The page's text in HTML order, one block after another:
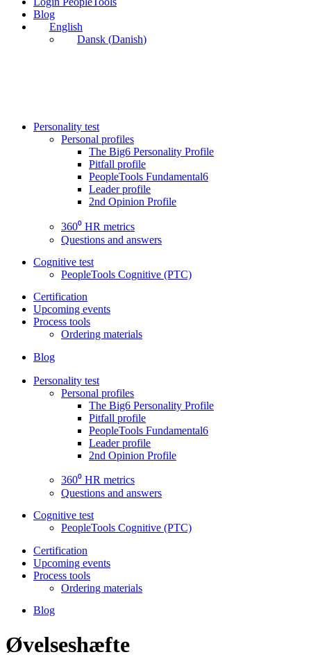
Blog
English
Dansk (Danish)
Personality test
Personal profiles
The Big6 Personality Profile
Pitfall profile
PeopleTools Fundamental6
Leader profile
2nd Opinion Profile
360⁰ HR metrics
Questions and answers
Cognitive test
PeopleTools Cognitive (PTC)
Certification
Upcoming events
Process tools
Ordering materials
Blog
Personality test
Personal profiles
The Big6 Personality Profile
Pitfall profile
PeopleTools Fundamental6
Leader profile
2nd Opinion Profile
360⁰ HR metrics
Questions and answers
Cognitive test
PeopleTools Cognitive (PTC)
Certification
Upcoming events
Process tools
Ordering materials
Blog
Øvelseshæfte